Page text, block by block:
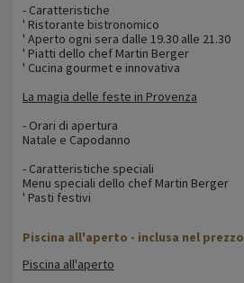
- Caratteristiche
' Ristorante bistronomico
' Aperto ogni sera dalle 19.30 alle 21.30
' Piatti dello chef Martin Berger
' Cucina gourmet e innovativa
La magia delle feste in Provenza
- Orari di apertura
Natale e Capodanno
- Caratteristiche speciali
Menu speciali dello chef Martin Berger
' Pasti festivi
Piscina all'aperto - inclusa nel prezzo
Piscina all'aperto